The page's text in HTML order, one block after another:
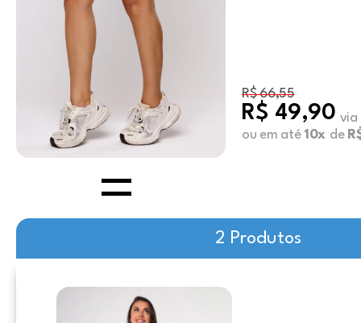
R$ 66,55
R$ 49,90 via
ou em até 10x de
2 Produtos